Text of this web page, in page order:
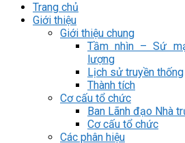
Trang chủ
Giới thiệu
Giới thiệu chung
Tầm nhìn – Sứ
lượng
Lịch sử truyền thống
Thành tích
Cơ cấu tổ chức
Ban Lãnh đạo Nhà
Cơ cấu tổ chức
Các phân hiệu